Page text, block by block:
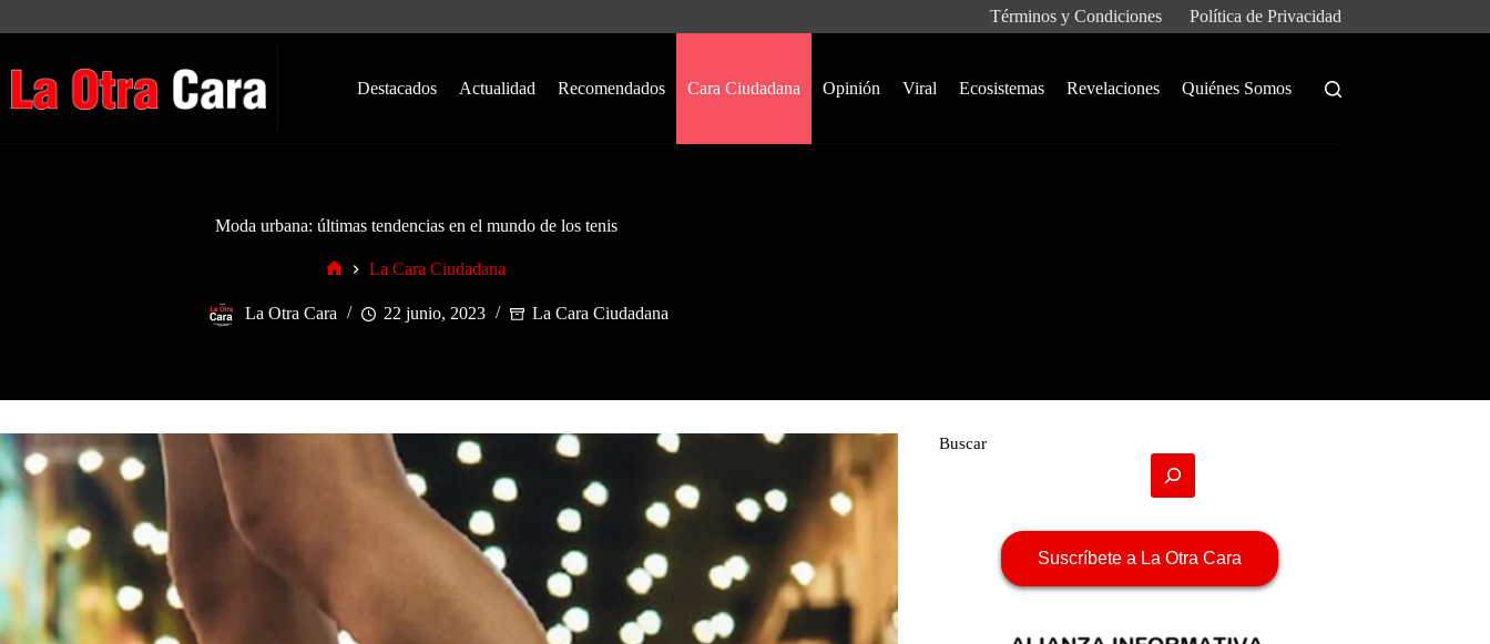
Términos y Condiciones Política de Privacidad
Destacados Actualidad Recomendados Cara Ciudadana Opinión Viral Ecosistemas Revelaciones Quiénes Somos
Moda urbana: últimas tendencias en el mundo de los tenis
La Cara Ciudadana
La Otra Cara 22 junio, 2023 La Cara Ciudadana
Buscar
Suscríbete a La Otra Cara